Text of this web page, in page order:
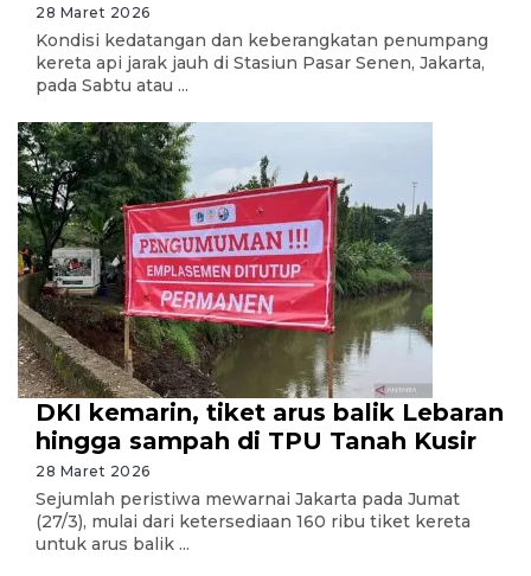
28 Maret 2026
Kondisi kedatangan dan keberangkatan penumpang
kereta api jarak jauh di Stasiun Pasar Senen, Jakarta,
pada Sabtu atau ...
DKI kemarin, tiket arus balik Lebaran
hingga sampah di TPU Tanah Kusir
28 Maret 2026
Sejumlah peristiwa mewarnai Jakarta pada Jumat
(27/3), mulai dari ketersediaan 160 ribu tiket kereta
untuk arus balik ...